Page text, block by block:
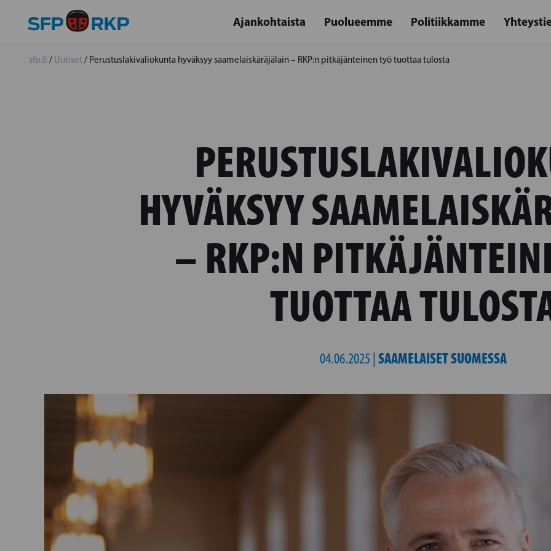
Ajankohtaista Puolueemme Politiikkamme
sfp.fi / Uutiset/ Perustuslakivaliokunta hyväksyy saamelaiskäräjälain – RKP:n pitkäjänteinen työ tuottaa tulosta
HYVÄKSYY
– RKP:N
TUOTTAA
04.06.2025 | SAAMELAISET SUOMESSA